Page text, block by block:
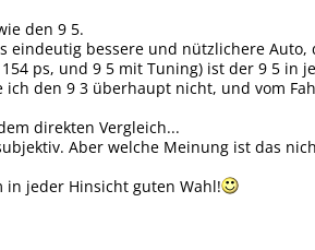
den 9 5.
eindeutig bessere und nützlichere
ps, und 9 5 mit Tuning) ist der 9 5 in
den 9 3 überhaupt nicht, und vom
direkten Vergleich...
Aber welche Meinung ist das
in jeder Hinsicht guten Wahl!